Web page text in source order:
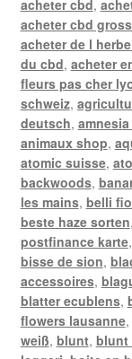
acheter cbd,
acheter cbd
acheter de l
du cbd, acheter
fleurs pas cher
schweiz,
deutsch,
animaux shop,
atomic suisse,
backwoods,
les mains, belli
beste haze sorten,
postfinance karte,
bisse de sion,
accessoires,
blatter ecublens,
flowers lausanne,
weiß, blunt, blunt